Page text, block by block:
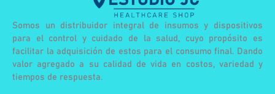
Somos un distribuidor integral de insumos y dispositivos
para el control y cuidado de la salud, cuyo propósito es
facilitar la adquisición de estos para el consumo final. Dando
valor agregado a su calidad de vida en costos, variedad y
tiempos de respuesta.